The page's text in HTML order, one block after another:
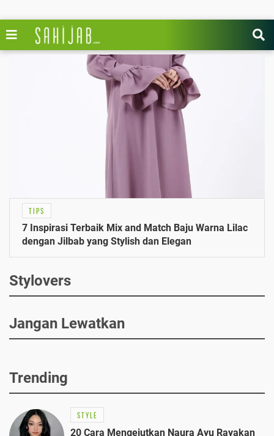
TIPS
7 Inspirasi Terbaik Mix and Match Baju Warna Lilac
dengan Jilbab yang Stylish dan Elegan
Stylovers
Jangan Lewatkan
Trending
STYLE
20 Cara Mengejutkan Naura Ayu Rayakan